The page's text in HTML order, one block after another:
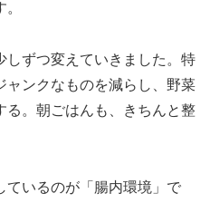
しずつ変えていきました。特
ャンクなものを減らし、野菜
る。朝ごはんも、きちんと整
ているのが「腸内環境」で